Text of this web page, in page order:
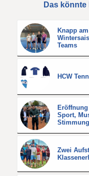
Das
Knapp
Teams
HCW
Sport,
Stimmung
Zwei